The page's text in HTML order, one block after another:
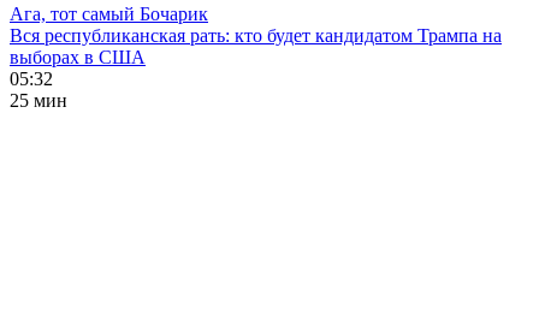
Ага, тот самый Бочарик
Вся республиканская рать: кто будет кандидатом Трампа на
выборах в США
05:32
25 мин